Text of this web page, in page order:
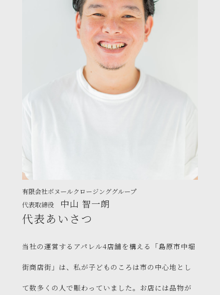
有限会社ボヌールクロージンググループ
代表取締役
中山 智一朗
代表あいさつ
当社の運営するアパレル4店舗を構える「島原市中堀
街商店街」は、私が子どものころは市の中心地とし
て数多くの人で賑わっていました。お店には品物が